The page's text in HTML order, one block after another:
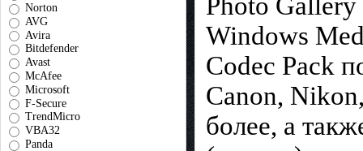
Norton
AVG
Avira
Bitdefender
Avast
McAfee
Microsoft
F-Secure
TrendMicro
VBA32
Panda
Windows
Codec Pack
Canon,
более, а